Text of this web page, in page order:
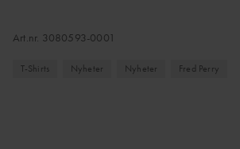
Art.nr. 3080593-0001
T-Shirts Nyheter Nyheter Fred Perry